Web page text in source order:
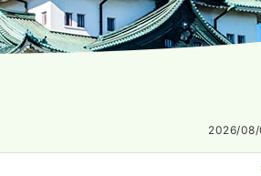
2026/